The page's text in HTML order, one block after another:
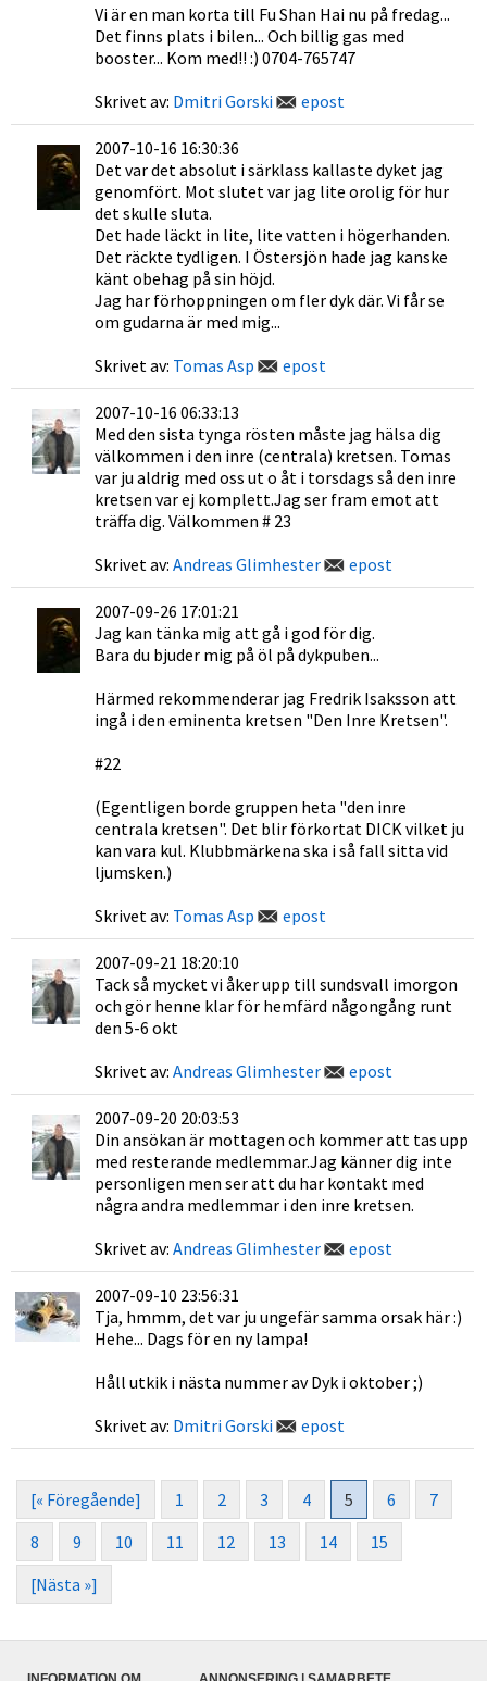
Vi är en man korta till Fu Shan Hai nu på fredag...
Det finns plats i bilen... Och billig gas med
booster... Kom med!! :) 0704-765747
Skrivet av: Dmitri Gorski epost
2007-10-16 16:30:36
Det var det absolut i särklass kallaste dyket jag
genomfört. Mot slutet var jag lite orolig för hur
det skulle sluta.
Det hade läckt in lite, lite vatten i högerhanden.
Det räckte tydligen. I Östersjön hade jag kanske
känt obehag på sin höjd.
Jag har förhoppningen om fler dyk där. Vi får se
om gudarna är med mig...
Skrivet av: Tomas Asp epost
2007-10-16 06:33:13
Med den sista tynga rösten måste jag hälsa dig
välkommen i den inre (centrala) kretsen. Tomas
var ju aldrig med oss ut o åt i torsdags så den inre
kretsen var ej komplett.Jag ser fram emot att
träffa dig. Välkommen # 23
Skrivet av: Andreas Glimhester epost
2007-09-26 17:01:21
Jag kan tänka mig att gå i god för dig.
Bara du bjuder mig på öl på dykpuben...
Härmed rekommenderar jag Fredrik Isaksson att
ingå i den eminenta kretsen "Den Inre Kretsen".
#22
(Egentligen borde gruppen heta "den inre
centrala kretsen". Det blir förkortat DICK vilket ju
kan vara kul. Klubbmärkena ska i så fall sitta vid
ljumsken.)
Skrivet av: Tomas Asp epost
2007-09-21 18:20:10
Tack så mycket vi åker upp till sundsvall imorgon
och gör henne klar för hemfärd någongång runt
den 5-6 okt
Skrivet av: Andreas Glimhester epost
2007-09-20 20:03:53
Din ansökan är mottagen och kommer att tas upp
med resterande medlemmar.Jag känner dig inte
personligen men ser att du har kontakt med
några andra medlemmar i den inre kretsen.
Skrivet av: Andreas Glimhester epost
2007-09-10 23:56:31
Tja, hmmm, det var ju ungefär samma orsak här :)
Hehe... Dags för en ny lampa!
Håll utkik i nästa nummer av Dyk i oktober ;)
Skrivet av: Dmitri Gorski epost
[« Föregående] 1 2 3 4 5 6
7
8
9 10 11 12 13 14
15
[Nästa »]